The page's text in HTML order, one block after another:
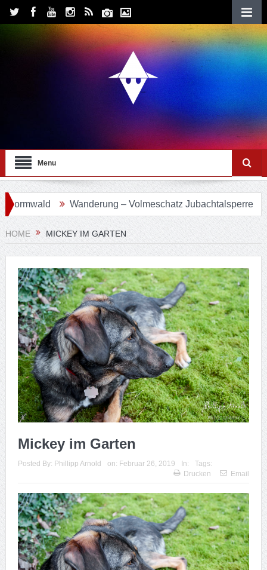
Menu
Wanderung – Volmeschatz Jubachtalsperre
HOME MICKEY IM GARTEN
Mickey im Garten
Posted By: Phillipp Arnold on: Februar 26, 2019 In:
Tags:
Drucken
Email